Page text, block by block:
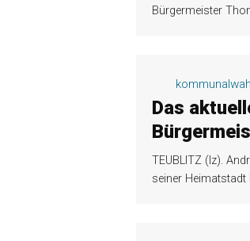
Bürgermeister
Das
TEUBLITZ (lz).
seiner Heimatstadt